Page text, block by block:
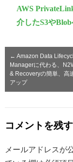
AWS
介したS3や
← Amazon Data
Managerに代わる、
& Recoveryの簡単、高
アップ
コメントを残す
メールアドレスが